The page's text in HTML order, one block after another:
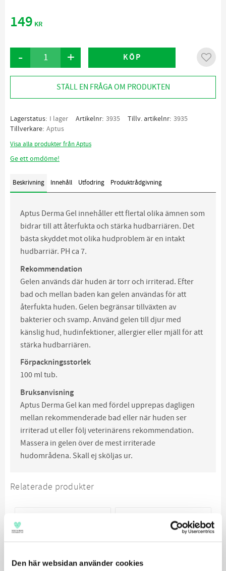
Den här websidan använder cookies
149 KR
+
- KÖP Lägg
STÄLL EN FRÅGA OM PRODUKTEN
Lagerstatus I lager Artikelnr 3935 Tillv. artikelnr 3935
Tillverkare Aptus
Visa alla produkter från Aptus
Ge ett omdöme!
Beskrivning Innehåll Utfodring Produktrådgivning
Aptus Derma Gel innehåller ett flertal olika ämnen som
bidrar till att återfukta och stärka hudbarriären. Det
bästa skyddet mot olika hudproblem är en intakt
hudbarriär. PH ca 7.
Rekommendation
Gelen används där huden är torr och irriterad. Efter
bad och mellan baden kan gelen användas för att
återfukta huden. Gelen begränsar tillväxten av
bakterier och svamp. Använd gelen till djur med
känslig hud, hudinfektioner, allergier eller mjäll för att
stärka hudbarriären.
Förpackningsstorlek
100 ml tub.
Bruksanvisning
Aptus Derma Gel kan med fördel upprepas dagligen
mellan rekommenderade bad eller när huden ser
irriterad ut eller följ veterinärens rekommendation.
Massera in gelen över de mest irriterade
hudområdena. Skall ej sköljas ur.
Relaterade produkter